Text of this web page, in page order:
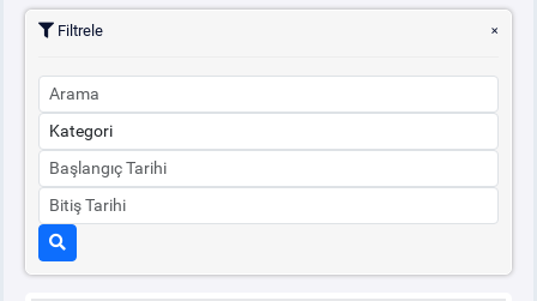
Filtrele